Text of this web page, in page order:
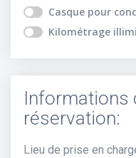
Casque pour
Kilométrage
Informations
réservation:
Lieu de prise en